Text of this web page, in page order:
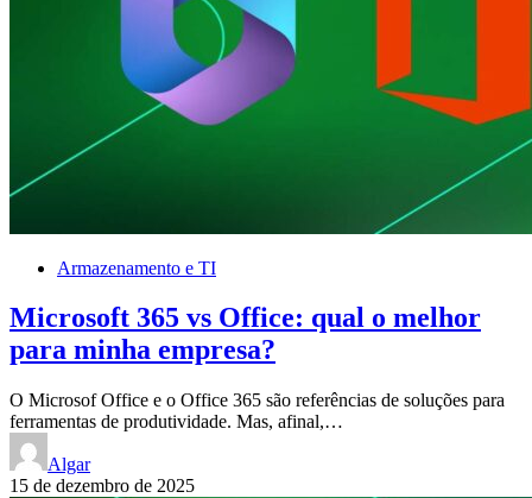
Armazenamento e TI
Microsoft 365 vs Office: qual o melhor
para minha empresa?
O Microsof Office e o Office 365 são referências de soluções para
ferramentas de produtividade. Mas, afinal,…
Algar
15 de dezembro de 2025